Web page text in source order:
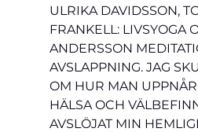
ULRIKA DAVIDSSON,
FRANKELL: LIVSYOGA
ANDERSSON
AVSLAPPNING. JAG
OM HUR MAN
HÄLSA OCH
AVSLÖJAT MIN